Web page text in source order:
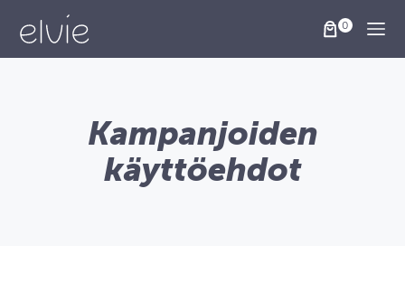
Kampanjoiden
käyttöehdot